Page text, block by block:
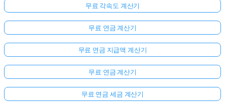
무료 각속도 계산기
무료 연금 계산기
무료 연금 지급액 계산기
무료 연금 계산기
무료 연금 세금 계산기